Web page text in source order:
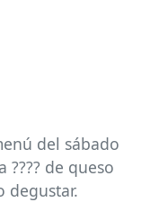
del sábado
de queso
degustar.